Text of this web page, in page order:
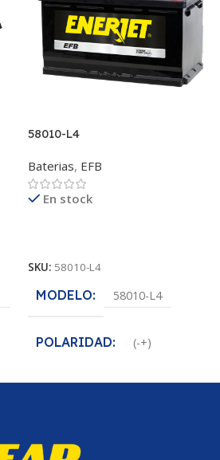
58010-L4
Baterias, EFB
En stock
SKU: 58010-L4
MODELO 58010-L4
POLARIDAD (-+)